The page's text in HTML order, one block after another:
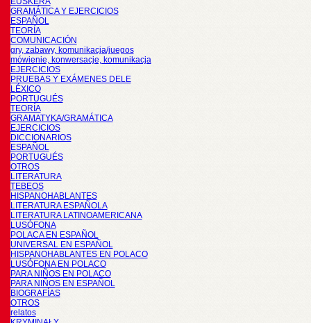
GRAMÁTICA Y EJERCICIOS
ESPAÑOL
TEORÍA
COMUNICACIÓN
gry, zabawy, komunikacja/juegos
mówienie, konwersacje, komunikacja
EJERCICIOS
PRUEBAS Y EXÁMENES DELE
LÉXICO
PORTUGUÉS
TEORÍA
GRAMATYKA/GRAMÁTICA
EJERCICIOS
DICCIONARIOS
ESPAÑOL
PORTUGUÉS
OTROS
LITERATURA
TEBEOS
HISPANOHABLANTES
LITERATURA ESPAÑOLA
LITERATURA LATINOAMERICANA
LUSÓFONA
POLACA EN ESPAÑOL
UNIVERSAL EN ESPAÑOL
HISPANOHABLANTES EN POLACO
LUSÓFONA EN POLACO
PARA NIÑOS EN POLACO
PARA NIÑOS EN ESPAÑOL
BIOGRAFÍAS
OTROS
relatos